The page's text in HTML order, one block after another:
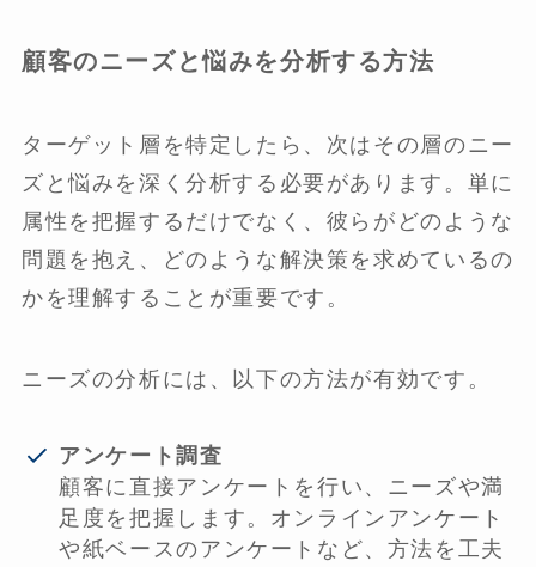
顧客のニーズと悩みを分析する方法
ターゲット層を特定したら、次はその層のニー
ズと悩みを深く分析する必要があります。単に
属性を把握するだけでなく、彼らがどのような
問題を抱え、どのような解決策を求めているの
かを理解することが重要です。
ニーズの分析には、以下の方法が有効です。
アンケート調査
顧客に直接アンケートを行い、ニーズや満
足度を把握します。オンラインアンケート
や紙ベースのアンケートなど、方法を工夫